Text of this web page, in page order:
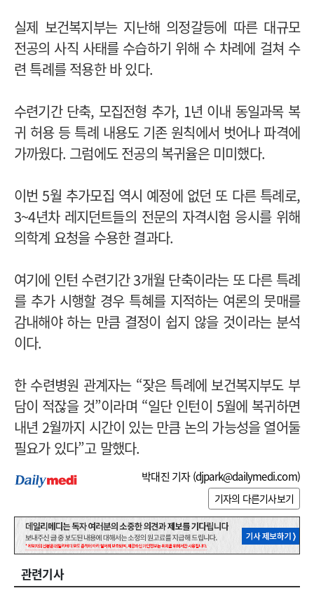
실제 보건복지부는 지난해 의정갈등에 따른 대규모
전공의 사직 사태를 수습하기 위해 수 차례에 걸쳐 수
련 특례를 적용한 바 있다.
수련기간 단축, 모집전형 추가, 1년 이내 동일과목 복
귀 허용 등 특례 내용도 기존 원칙에서 벗어나 파격에
가까웠다. 그럼에도 전공의 복귀율은 미미했다.
이번 5월 추가모집 역시 예정에 없던 또 다른 특례로,
3~4년차 레지던트들의 전문의 자격시험 응시를 위해
의학계 요청을 수용한 결과다.
여기에 인턴 수련기간 3개월 단축이라는 또 다른 특례
를 추가 시행할 경우 특혜를 지적하는 여론의 뭇매를
감내해야 하는 만큼 결정이 쉽지 않을 것이라는 분석
이다.
한 수련병원 관계자는 “잦은 특례에 보건복지부도 부
담이 적잖을 것”이라며 “일단 인턴이 5월에 복귀하면
내년 2월까지 시간이 있는 만큼 논의 가능성을 열어둘
필요가 있다”고 말했다.
박대진 기자 (djpark@dailymedi.com)
기자의 다른기사보기
관련기사